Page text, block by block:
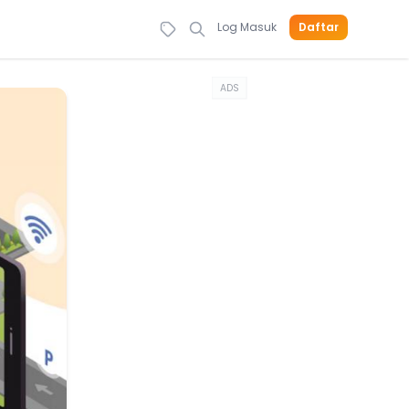
Log Masuk Daftar
ADS